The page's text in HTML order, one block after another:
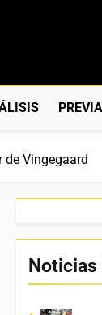
Previas Y
de Vingegaard
Noticias